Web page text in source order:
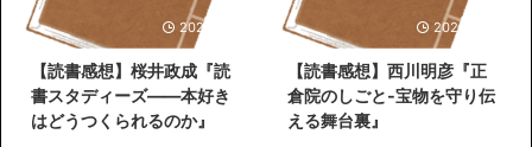
2026/5/31
【読書感想】桜井政成『読
書スタディーズ――本好き
はどうつくられるのか』
2026/5/26
【読書感想】西川明彦『正
倉院のしごと-宝物を守り伝
える舞台裏』